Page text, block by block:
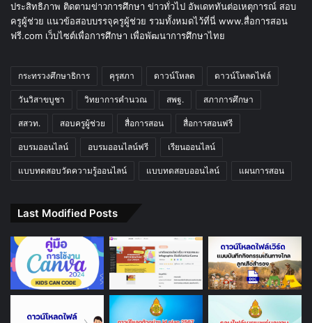
ประสิทธิภาพ ติดตามข่าวการศึกษา ข่าวทั่วไป อัพเดททันต่อเหตุการณ์ สอบ
ครูผู้ช่วย แนวข้อสอบบรรจุครูผู้ช่วย รวมทั้งหมดไว้ที่นี่ www.สื่อการสอน
ฟรี.com เว็บไซต์เพื่อการศึกษา เพื่อพัฒนาการศึกษาไทย
กระทรวงศึกษาธิการ คุรุสภา ดาวน์โหลด ดาวน์โหลดไฟล์
วันวิสาขบูชา วิทยาการคำนวณ สพฐ. สภาการศึกษา
สสวท. สอบครูผู้ช่วย สื่อการสอน สื่อการสอนฟรี
อบรมออนไลน์ อบรมออนไลน์ฟรี เรียนออนไลน์
แบบทดสอบวัดความรู้ออนไลน์ แบบทดสอบออนไลน์ แผนการสอน
Last Modified Posts